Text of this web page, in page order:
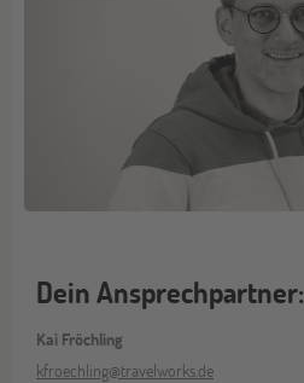
Dein Ansprechpartner:
Kai Fröchling
kfroechling@travelworks.de